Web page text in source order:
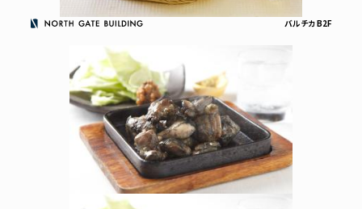
バルチカ B2F